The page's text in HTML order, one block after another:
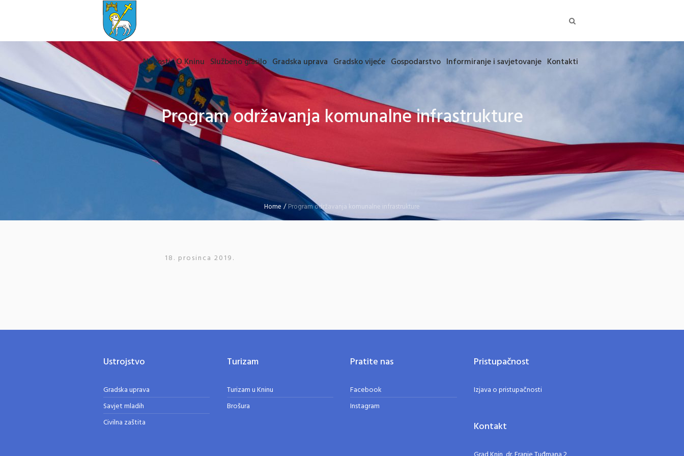
Novosti O Kninu Službeno glasilo Gradska uprava Gradsko vijeće Gospodarstvo Informiranje i savjetovanje Kontakti
Program održavanja komunalne infrastrukture
Home /Program održavanja komunalne infrastrukture
18. prosinca 2019.
Ustrojstvo
Gradska uprava
Savjet mladih
Civilna zaštita
Turizam
Turizam u Kninu
Brošura
Pratite nas
Facebook
Instagram
Pristupačnost
Izjava o pristupačnosti
Kontakt